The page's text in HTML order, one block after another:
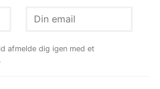
Din
afmelde dig igen med et